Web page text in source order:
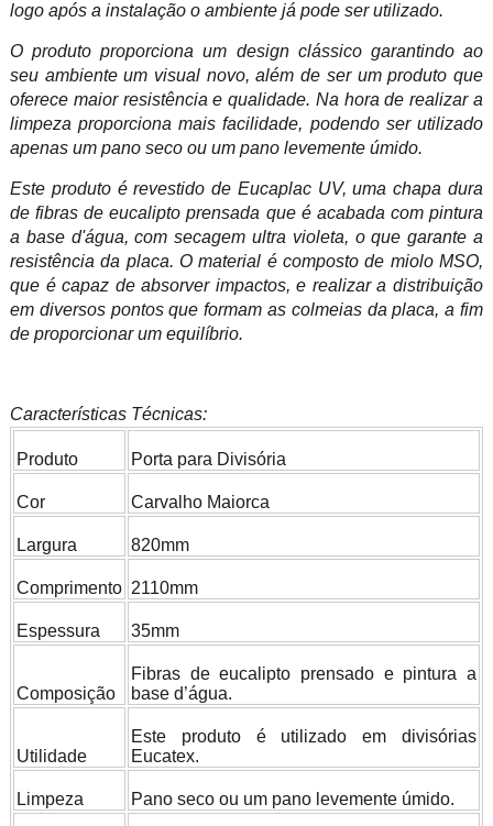
logo após a instalação o ambiente já pode ser utilizado.
O produto proporciona um design clássico garantindo ao
seu ambiente um visual novo, além de ser um produto que
oferece maior resistência e qualidade. Na hora de realizar a
limpeza proporciona mais facilidade, podendo ser utilizado
apenas um pano seco ou um pano levemente úmido.
Este produto é revestido de Eucaplac UV, uma chapa dura
de fibras de eucalipto prensada que é acabada com pintura
a base d'água, com secagem ultra violeta, o que garante a
resistência da placa. O material é composto de miolo MSO,
que é capaz de absorver impactos, e realizar a distribuição
em diversos pontos que formam as colmeias da placa, a fim
de proporcionar um equilíbrio.
Características Técnicas:
Produto Porta para Divisória
Cor Carvalho Maiorca
Largura 820mm
Comprimento 2110mm
Espessura 35mm
Composição
Fibras de eucalipto prensado e pintura a
base d’água.
Utilidade
Este produto é utilizado em divisórias
Eucatex.
Limpeza Pano seco ou um pano levemente úmido.